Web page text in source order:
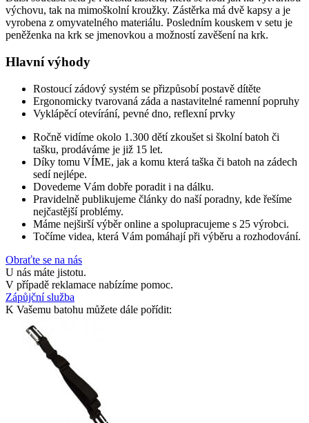
výchovu, tak na mimoškolní kroužky. Zástěrka má dvě kapsy a je
vyrobena z omyvatelného materiálu. Posledním kouskem v setu je
peněženka na krk se jmenovkou a možností zavěšení na krk.
Hlavní výhody
Rostoucí zádový systém se přizpůsobí postavě dítěte
Ergonomicky tvarovaná záda a nastavitelné ramenní popruhy
Vyklápěcí otevírání, pevné dno, reflexní prvky
Ročně vidíme okolo 1.300 dětí zkoušet si školní batoh či
tašku, prodáváme je již 15 let.
Díky tomu VÍME, jak a komu která taška či batoh na zádech
sedí nejlépe.
Dovedeme Vám dobře poradit i na dálku.
Pravidelně publikujeme články do naší poradny, kde řešíme
nejčastější problémy.
Máme nejširší výběr online a spolupracujeme s 25 výrobci.
Točíme videa, která Vám pomáhají při výběru a rozhodování.
Obraťte se na nás
U nás máte jistotu.
V případě reklamace nabízíme pomoc.
Zápůjční služba
K Vašemu batohu můžete dále pořídit: